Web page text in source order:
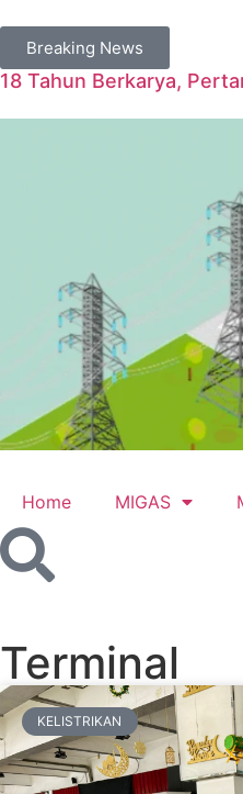
Breaking News
18 Tahun Berkarya,
Home MIGAS
Terminal
KELISTRIKAN